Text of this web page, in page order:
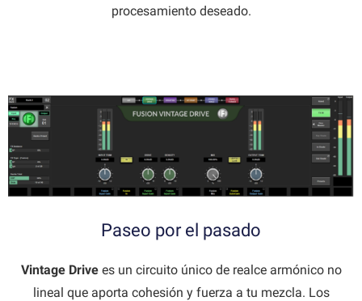
procesamiento deseado.
Paseo por el pasado
Vintage Drivees un circuito único de realce armónico no
lineal que aporta cohesión y fuerza a tu mezcla. Los